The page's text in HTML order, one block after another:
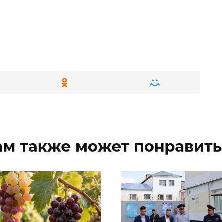
также может